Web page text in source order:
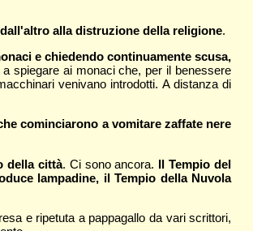
alla distruzione della religione.
e chiedendo continuamente scusa,
spiegare ai monaci che, per il benessere
venivano introdotti. A distanza di
cominciarono a vomitare zaffate nere
della città. Ci sono ancora. Il Tempio del
lampadine, il Tempio della Nuvola
e ripetuta a pappagallo da vari scrittori,